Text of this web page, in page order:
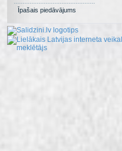
Īpašais piedāvājums